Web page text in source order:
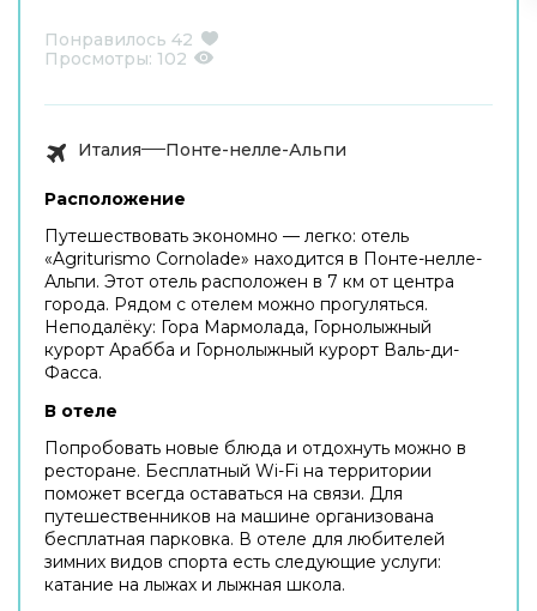
Понравилось 42
Просмотры: 102
Италия Понте-нелле-Альпи
Расположение
Путешествовать экономно — легко: отель
«Agriturismo Cornolade» находится в Понте-нелле-
Альпи. Этот отель расположен в 7 км от центра
города. Рядом с отелем можно прогуляться.
Неподалёку: Гора Мармолада, Горнолыжный
курорт Арабба и Горнолыжный курорт Валь-ди-
Фасса.
В отеле
Попробовать новые блюда и отдохнуть можно в
ресторане. Бесплатный Wi-Fi на территории
поможет всегда оставаться на связи. Для
путешественников на машине организована
бесплатная парковка. В отеле для любителей
зимних видов спорта есть следующие услуги:
катание на лыжах и лыжная школа.